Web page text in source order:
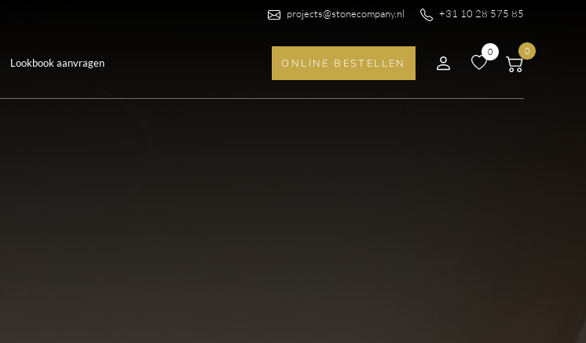
projects@stonecompany.nl +31 10 28 575 85
Lookbook aanvragen ONLINE BESTELLEN
0 0